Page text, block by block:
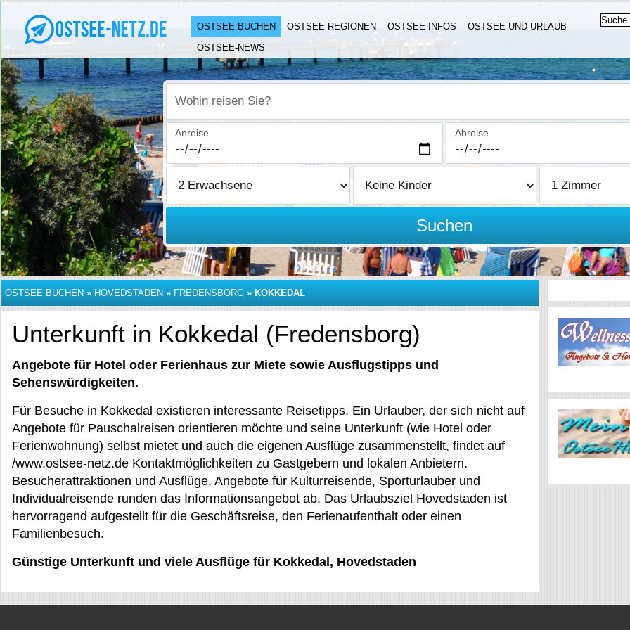
OSTSEE BUCHEN OSTSEE-REGIONEN OSTSEE-INFOS
OSTSEE UND URLAUB
OSTSEE-NEWS
Wohin reisen Sie?
Anreise Abreise
Suchen
OSTSEE BUCHEN » HOVEDSTADEN » FREDENSBORG » KOKKEDAL
Unterkunft in Kokkedal (Fredensborg)
Angebote für Hotel oder Ferienhaus zur Miete sowie Ausflugstipps und
Sehenswürdigkeiten.
Für Besuche in Kokkedal existieren interessante Reisetipps. Ein Urlauber, der sich nicht auf
Angebote für Pauschalreisen orientieren möchte und seine Unterkunft (wie Hotel oder
Ferienwohnung) selbst mietet und auch die eigenen Ausflüge zusammenstellt, findet auf
/www.ostsee-netz.de Kontaktmöglichkeiten zu Gastgebern und lokalen Anbietern.
Besucherattraktionen und Ausflüge, Angebote für Kulturreisende, Sporturlauber und
Individualreisende runden das Informationsangebot ab. Das Urlaubsziel Hovedstaden ist
hervorragend aufgestellt für die Geschäftsreise, den Ferienaufenthalt oder einen
Familienbesuch.
Günstige Unterkunft und viele Ausflüge für Kokkedal, Hovedstaden